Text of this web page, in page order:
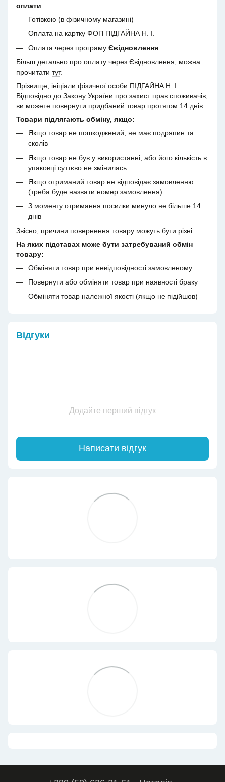
оплати:
Готівкою (в фізичному магазині)
Оплата на картку ФОП ПІДГАЙНА Н. І.
Оплата через програму Євідновлення
Більш детально про оплату через Євідновлення, можна
прочитати тут.
Прізвище, ініціали фізичної особи ПІДГАЙНА Н. І.
Відповідно до Закону України про захист прав споживачів,
ви можете повернути придбаний товар протягом 14 днів.
Товари підлягають обміну, якщо:
Якщо товар не пошкоджений, не має подряпин та
сколів
Якщо товар не був у використанні, або його кількість в
упаковці суттєво не змінилась
Якщо отриманий товар не відповідає замовленню
(треба буде назвати номер замовлення)
З моменту отримання посилки минуло не більше 14
днів
Звісно, причини повернення товару можуть бути різні.
На яких підставах може бути затребуваний обмін
товару:
Обміняти товар при невідповідності замовленому
Повернути або обміняти товар при наявності браку
Обміняти товар належної якості (якщо не підійшов)
Відгуки
Додайте перший відгук
Написати відгук